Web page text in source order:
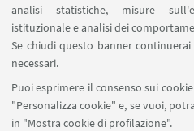
analisi statistiche, misure
istituzionale e analisi dei
Se chiudi questo banner
necessari.
Puoi esprimere il consenso sui
"Personalizza cookie" e, se vuoi,
in "Mostra cookie di profilazione".
SEGUI IL
SEGUI